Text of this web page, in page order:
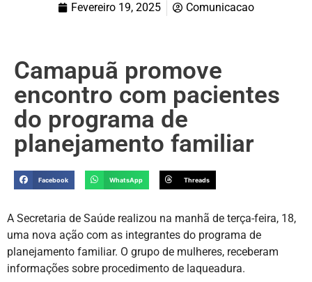
Fevereiro 19, 2025 Comunicacao
Camapuã promove
encontro com pacientes
do programa de
planejamento familiar
Facebook WhatsApp Threads
A Secretaria de Saúde realizou na manhã de terça-feira, 18,
uma nova ação com as integrantes do programa de
planejamento familiar. O grupo de mulheres, receberam
informações sobre procedimento de laqueadura.